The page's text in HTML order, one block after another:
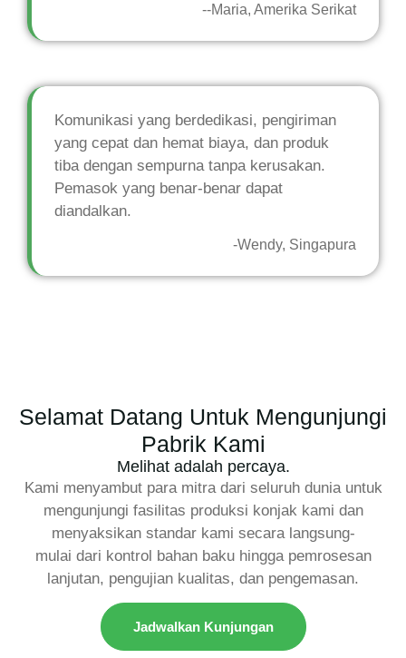
--Maria, Amerika Serikat
Komunikasi yang berdedikasi, pengiriman
yang cepat dan hemat biaya, dan produk
tiba dengan sempurna tanpa kerusakan.
Pemasok yang benar-benar dapat
diandalkan.
-Wendy, Singapura
Selamat Datang Untuk Mengunjungi
Pabrik Kami
Melihat adalah percaya.
Kami menyambut para mitra dari seluruh dunia untuk
mengunjungi fasilitas produksi konjak kami dan
menyaksikan standar kami secara langsung-
mulai dari kontrol bahan baku hingga pemrosesan
lanjutan, pengujian kualitas, dan pengemasan.
Jadwalkan Kunjungan